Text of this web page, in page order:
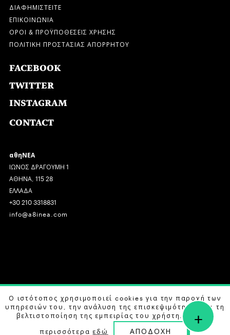
ΔΙΑΦΗΜΙΣΤΕΙΤΕ
ΕΠΙΚΟΙΝΩΝΙΑ
ΟΡΟΙ & ΠΡΟΫΠΟΘΕΣΕΙΣ ΧΡΗΣΗΣ
ΠΟΛΙΤΙΚΗ ΠΡΟΣΤΑΣΙΑΣ ΑΠΟΡΡΗΤΟΥ
FACEBOOK
TWITTER
INSTAGRAM
CONTACT
αθηΝΕΑ
ΙΩΝΟΣ ΔΡΑΓΟΥΜΗ 1
ΑΘΗΝΑ, 115 28
ΕΛΛΑΔΑ
+30 210 3318831
info@a8inea.com
COPYRIGHT © 2026 αθηΝΕΑ, ALL RIGHTS RESERVED.
DESIGN BY G DESIGN STUDIO. DEVELOPED BYB LABS
Ο ιστότοπος χρησιμοποιεί cookies για την παροχή των
υπηρεσιών του, την ανάλυση της επισκεψιμότητας και τη
βελτιστοποίηση της εμπειρίας του χρήστη. Μάθετε
περισσότεραεδώ ΑΠΟΔΟΧΗ
+